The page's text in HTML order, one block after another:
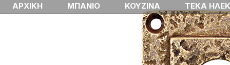
ΑΡΧΙΚΗ ΜΠΑΝΙΟ ΚΟΥΖΙΝΑ ΤΕΚΑ